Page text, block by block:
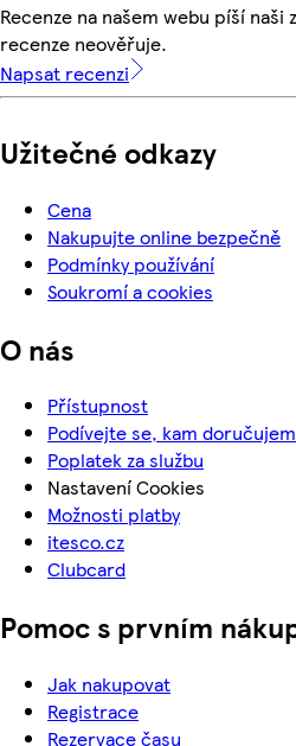
Recenze na našem webu píší naši
recenze neověřuje.
Napsat recenzi
Užitečné odkazy
Cena
Nakupujte online bezpečně
Podmínky používání
Soukromí a cookies
O nás
Přístupnost
Podívejte se, kam
Poplatek za službu
Nastavení Cookies
Možnosti platby
itesco.cz
Clubcard
Pomoc s prvním
Jak nakupovat
Registrace
Rezervace času